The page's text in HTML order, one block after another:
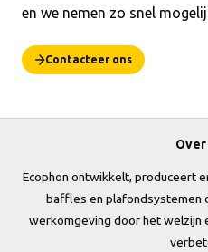
en we nemen zo snel
Contacteer ons
Over
Ecophon ontwikkelt, produceert
baffles en plafondsystemen
werkomgeving door het welzijn